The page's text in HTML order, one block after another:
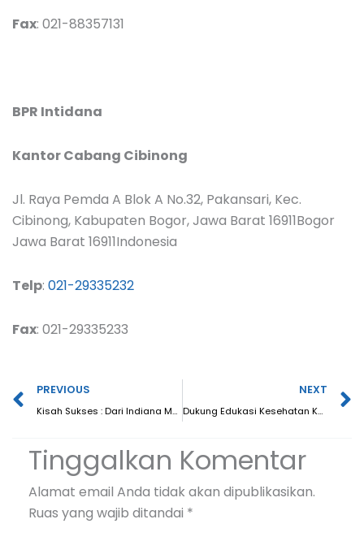
Fax: 021-88357131
BPR Intidana
Kantor Cabang Cibinong
Jl. Raya Pemda A Blok A No.32, Pakansari, Kec.
Cibinong, Kabupaten Bogor, Jawa Barat 16911Bogor
Jawa Barat 16911Indonesia
Telp: 021-29335232
Fax: 021-29335233
Prev
PREVIOUS
Kisah Sukses : Dari Indiana Membuat Intidana
NEXT
Dukung Edukasi Kesehatan Keluarga, BPR Intidana Sukses Makmur Jadi Pemateri di Acara “Happy Moms, Healthy Teen” Sampoerna University
Tinggalkan Komentar
Alamat email Anda tidak akan dipublikasikan.
Ruas yang wajib ditandai *